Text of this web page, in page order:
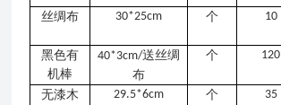
丝绸布
30*25cm 个 10
黑色有
机棒
40*3cm/送丝绸
布
个 120
无漆木
29.5*6cm 个 35